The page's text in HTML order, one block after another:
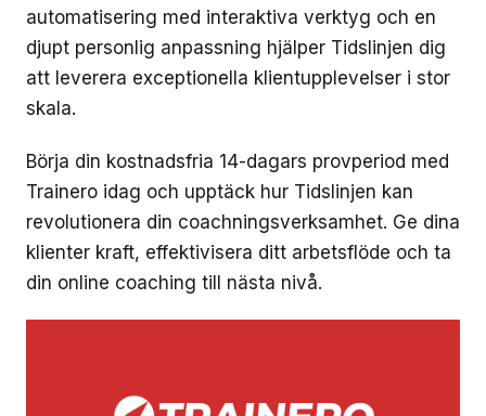
automatisering med interaktiva verktyg och en
djupt personlig anpassning hjälper Tidslinjen dig
att leverera exceptionella klientupplevelser i stor
skala.
Börja din kostnadsfria 14-dagars provperiod med
Trainero idag och upptäck hur Tidslinjen kan
revolutionera din coachningsverksamhet. Ge dina
klienter kraft, effektivisera ditt arbetsflöde och ta
din online coaching till nästa nivå.